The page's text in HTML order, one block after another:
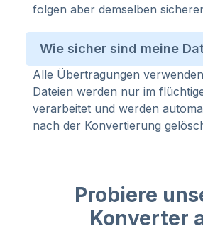
folgen aber demselben
Wie sicher sind meine
Alle Übertragungen
Dateien werden nur im
verarbeitet und werden
nach der Konvertierung
Probiere
Konverter